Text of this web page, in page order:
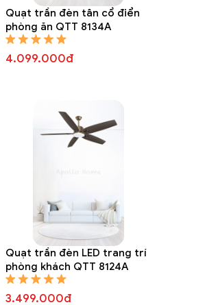
Quạt trần đèn tân cổ điển
phòng ăn QTT 8134A
4.099.000đ
Quạt trần đèn LED trang trí
phòng khách QTT 8124A
3.499.000đ